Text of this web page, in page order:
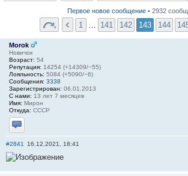
Первое новое сообщение• 2932
1 141 142 143 144
Morok
Новичок
Возраст: 54
Репутация: 14254 (+14309/−55)
Лояльность: 5084 (+5090/−6)
Сообщения: 3338
Зарегистрирован: 06.01.2013
С нами: 13 лет 7 месяцев
Имя: Мирон
Откуда: СССР
Отправить личное сообщение
#2841 16.12.2021, 18:41